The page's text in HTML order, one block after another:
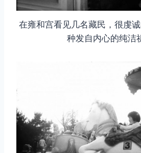
在雍和宫看见几名藏民，很虔
种发自内心的纯洁